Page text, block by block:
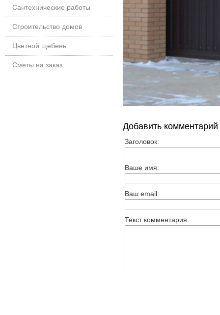
Сантехнические работы
Строительство домов
Цветной щебень
Сметы на заказ
Добавить комментарий
Заголовок:
Ваше имя:
Ваш email:
Текст комментария: